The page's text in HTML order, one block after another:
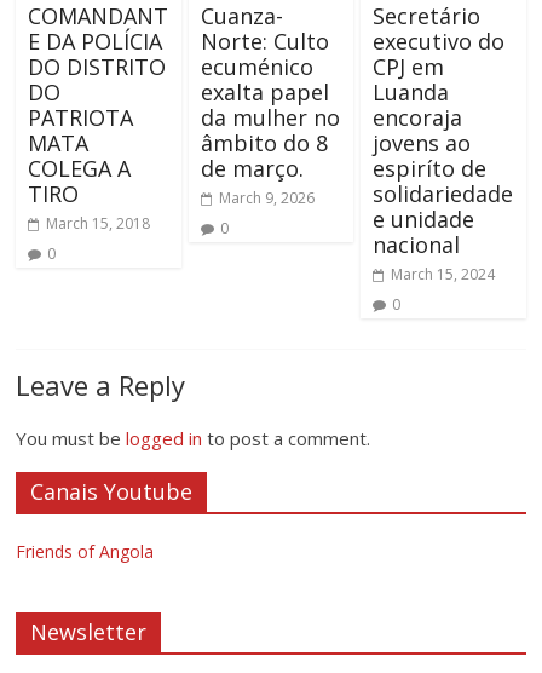
COMANDANT
E DA POLÍCIA
DO DISTRITO
DO
PATRIOTA
MATA
COLEGA A
TIRO
March 15, 2018
0
Cuanza-
Norte: Culto
ecuménico
exalta papel
da mulher no
âmbito do 8
de março.
March 9, 2026
0
Secretário
executivo do
CPJ em
Luanda
encoraja
jovens ao
espiríto de
solidariedade
e unidade
nacional
March 15, 2024
0
Leave a Reply
You must belogged in to post a comment.
Canais Youtube
Friends of Angola
Newsletter